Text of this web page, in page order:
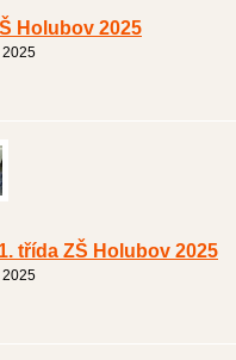
Holubov 2025
2025
třída ZŠ Holubov 2025
2025